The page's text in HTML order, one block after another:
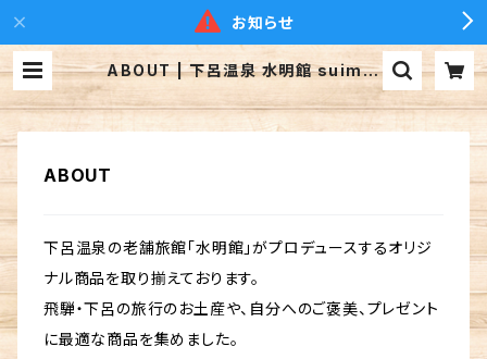
お知らせ
ABOUT | 下呂温泉 水明館 suimei
ABOUT
下呂温泉の老舗旅館「水明館」がプロデュースするオリジ
ナル商品を取り揃えております。
飛騨・下呂の旅行のお土産や、自分へのご褒美、プレゼント
に最適な商品を集めました。